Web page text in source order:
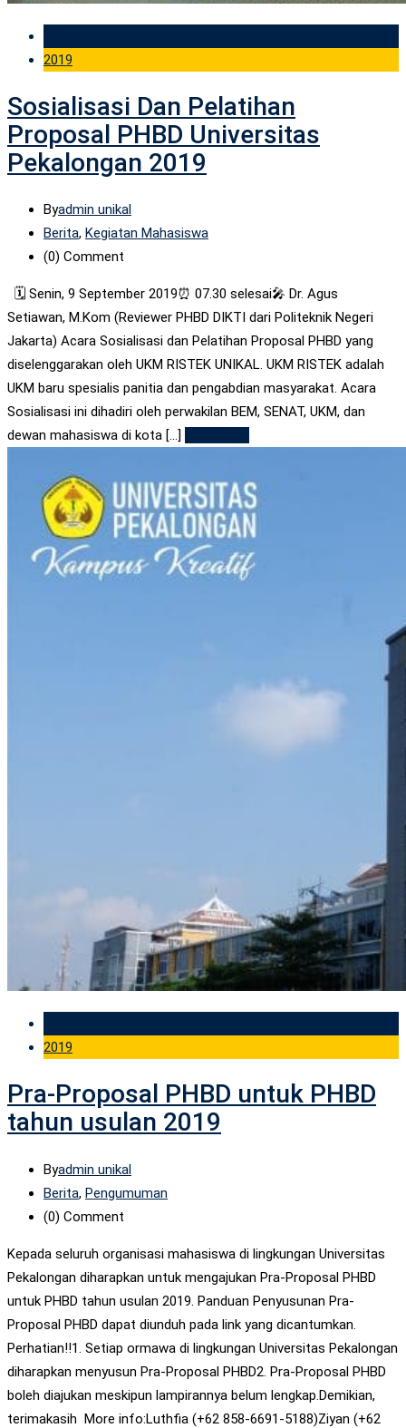
2019
Sosialisasi Dan Pelatihan
Proposal PHBD Universitas
Pekalongan 2019
Byadmin unikal
Berita, Kegiatan Mahasiswa
(0) Comment
🗓 Senin, 9 September 2019⏰ 07.30 selesai🎤 Dr. Agus
Setiawan, M.Kom (Reviewer PHBD DIKTI dari Politeknik Negeri
Jakarta) Acara Sosialisasi dan Pelatihan Proposal PHBD yang
diselenggarakan oleh UKM RISTEK UNIKAL. UKM RISTEK adalah
UKM baru spesialis panitia dan pengabdian masyarakat. Acara
Sosialisasi ini dihadiri oleh perwakilan BEM, SENAT, UKM, dan
dewan mahasiswa di kota [...]
2019
Pra-Proposal PHBD untuk PHBD
tahun usulan 2019
Byadmin unikal
Berita, Pengumuman
(0) Comment
Kepada seluruh organisasi mahasiswa di lingkungan Universitas
Pekalongan diharapkan untuk mengajukan Pra-Proposal PHBD
untuk PHBD tahun usulan 2019. Panduan Penyusunan Pra-
Proposal PHBD dapat diunduh pada link yang dicantumkan.
Perhatian!!1. Setiap ormawa di lingkungan Universitas Pekalongan
diharapkan menyusun Pra-Proposal PHBD2. Pra-Proposal PHBD
boleh diajukan meskipun lampirannya belum lengkap.Demikian,
terimakasih More info:Luthfia (+62 858-6691-5188)Ziyan (+62